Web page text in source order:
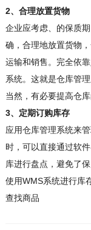
2、合理放置货物
企业应考虑、的保质
确，合理地放置货物
运输和销售。完全依
系统。这就是仓库管
当然，有必要提高仓
3、定期订购库存
应用仓库管理系统来
时，可以直接通过软
库进行盘点，避免了
使用WMS系统进行库
查找商品